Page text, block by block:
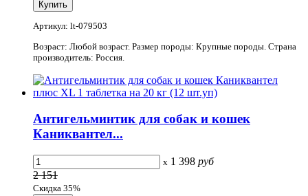
Артикул: lt-079503
Возраст: Любой возраст. Размер породы: Крупные породы. Страна
производитель: Россия.
Антигельминтик для собак и кошек
Каниквантел...
x 1 398 руб
2 151
Скидка 35%